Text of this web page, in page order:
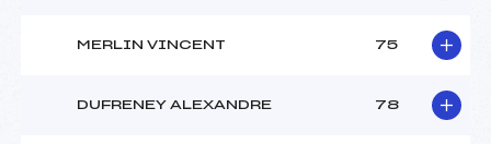
MERLIN VINCENT 75
DUFRENEY ALEXANDRE 78